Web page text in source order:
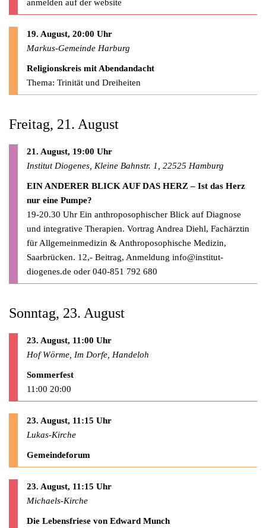
anmelden auf der website
19. August, 20:00 Uhr
Markus-Gemeinde Harburg
Religionskreis mit Abendandacht
Thema: Trinität und Dreiheiten
Freitag, 21. August
21. August, 19:00 Uhr
Institut Diogenes, Kleine Bahnstr. 1, 22525 Hamburg
EIN ANDERER BLICK AUF DAS HERZ – Ist das Herz
nur eine Pumpe?
19-20.30 Uhr Ein anthroposophischer Blick auf Diagnose
und integrative Therapien. Vortrag Andrea Diehl, Fachärztin
für Allgemeinmedizin & Anthroposophische Medizin,
Saarbrücken. 12,- Beitrag, Anmeldung info@institut-
diogenes.de oder 040-851 792 680
Sonntag, 23. August
23. August, 11:00 Uhr
Hof Wörme, Im Dorfe, Handeloh
Sommerfest
11:00 20:00
23. August, 11:15 Uhr
Lukas-Kirche
Gemeindeforum
23. August, 11:15 Uhr
Michaels-Kirche
Die Lebensfriese von Edward Munch